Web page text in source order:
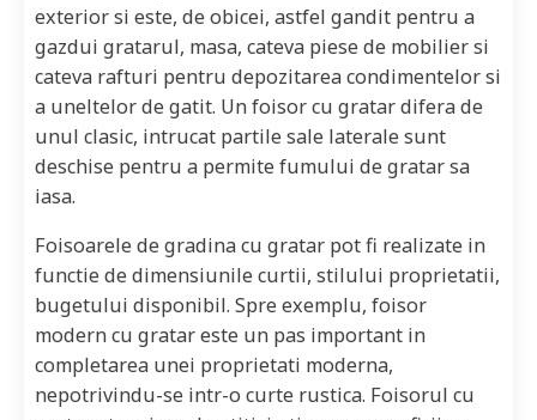
exterior si este, de obicei, astfel gandit pentru a
gazdui gratarul, masa, cateva piese de mobilier si
cateva rafturi pentru depozitarea condimentelor si
a uneltelor de gatit. Un foisor cu gratar difera de
unul clasic, intrucat partile sale laterale sunt
deschise pentru a permite fumului de gratar sa
iasa.
Foisoarele de gradina cu gratar pot fi realizate in
functie de dimensiunile curtii, stilului proprietatii,
bugetului disponibil. Spre exemplu, foisor
modern cu gratar este un pas important in
completarea unei proprietati moderna,
nepotrivindu-se intr-o curte rustica. Foisorul cu